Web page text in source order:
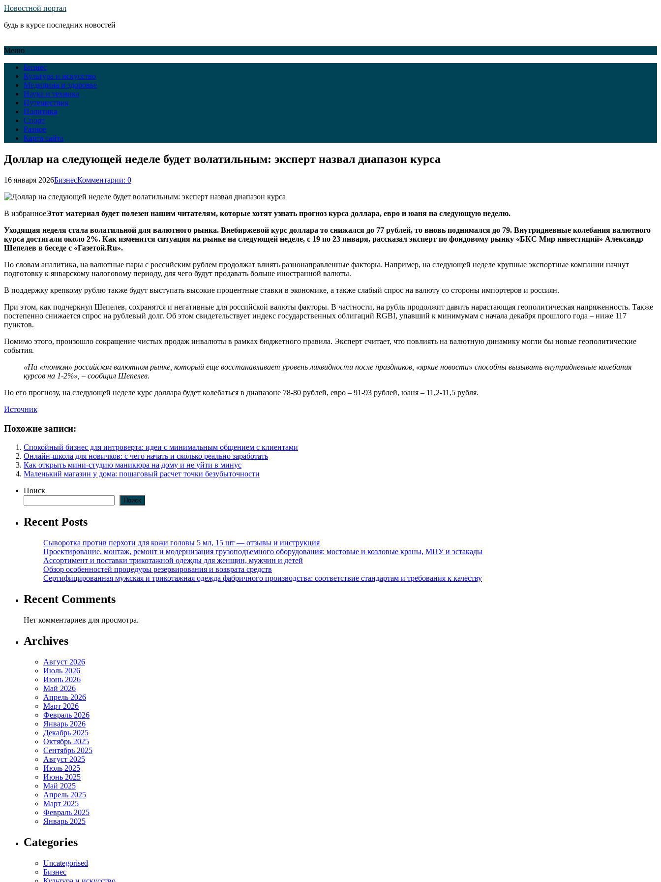
Новостной портал
будь в курсе последних новостей
Меню
Бизнес
Культура и искусство
Медицина и здоровье
Наука и техника
Путешествия
Политика
Спорт
Разное
Карта сайта
Доллар на следующей неделе будет волатильным: эксперт назвал диапазон курса
16 января 2026БизнесКомментарии: 0
В избранноеЭтот материал будет полезен нашим читателям, которые хотят узнать прогноз курса доллара, евро и юаня на следующую неделю.
Уходящая неделя стала волатильной для валютного рынка. Внебиржевой курс доллара то снижался до 77 рублей, то вновь поднимался до 79. Внутридневные колебания валютного
курса достигали около 2%. Как изменится ситуация на рынке на следующей неделе, с 19 по 23 января, рассказал эксперт по фондовому рынку «БКС Мир инвестиций» Александр
Шепелев в беседе с «Газетой.Ru».
По словам аналитика, на валютные пары с российским рублем продолжат влиять разнонаправленные факторы. Например, на следующей неделе крупные экспортные компании начнут
подготовку к январскому налоговому периоду, для чего будут продавать больше иностранной валюты.
В поддержку крепкому рублю также будут выступать высокие процентные ставки в экономике, а также слабый спрос на валюту со стороны импортеров и россиян.
При этом, как подчеркнул Шепелев, сохранятся и негативные для российской валюты факторы. В частности, на рубль продолжит давить нарастающая геополитическая напряженность. Также
постепенно снижается спрос на рублевый долг. Об этом свидетельствует индекс государственных облигаций RGBI, упавший к минимумам с начала декабря прошлого года – ниже 117
пунктов.
Помимо этого, произошло сокращение чистых продаж инвалюты в рамках бюджетного правила. Эксперт считает, что повлиять на валютную динамику могли бы новые геополитические
события.
«На «тонком» российском валютном рынке, который еще восстанавливает уровень ликвидности после праздников, «яркие новости» способны вызывать внутридневные колебания
курсов на 1-2%», – сообщил Шепелев.
По его прогнозу, на следующей неделе курс доллара будет колебаться в диапазоне 78-80 рублей, евро – 91-93 рублей, юаня – 11,2-11,5 рубля.
Источник
Похожие записи:
Спокойный бизнес для интроверта: идеи с минимальным общением с клиентами
Онлайн-школа для новичков: с чего начать и сколько реально заработать
Как открыть мини-студию маникюра на дому и не уйти в минус
Маленький магазин у дома: пошаговый расчет точки безубыточности
Поиск
Поиск
Recent Posts
Сыворотка против перхоти для кожи головы 5 мл, 15 шт — отзывы и инструкция
Проектирование, монтаж, ремонт и модернизация грузоподъемного оборудования: мостовые и козловые краны, МПУ и эстакады
Ассортимент и поставки трикотажной одежды для женщин, мужчин и детей
Обзор особенностей процедуры резервирования и возврата средств
Сертифицированная мужская и трикотажная одежда фабричного производства: соответствие стандартам и требования к качеству
Recent Comments
Нет комментариев для просмотра.
Archives
Август 2026
Июль 2026
Июнь 2026
Май 2026
Апрель 2026
Март 2026
Февраль 2026
Январь 2026
Декабрь 2025
Октябрь 2025
Сентябрь 2025
Август 2025
Июль 2025
Июнь 2025
Май 2025
Апрель 2025
Март 2025
Февраль 2025
Январь 2025
Categories
Uncategorised
Бизнес